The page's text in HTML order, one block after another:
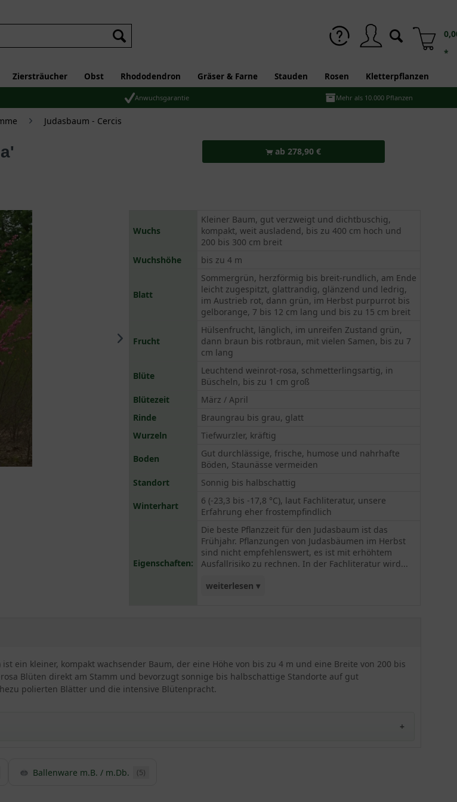
*
Ziersträucher Obst Rhododendron Gräser & Farne Stauden Rosen Kletterpflanzen
Anwuchsgarantie Mehr als 10.000 Pflanzen
Judasbaum - Cercis
ab 278,90 €
Wuchs
Kleiner Baum, gut verzweigt und dichtbuschig,
kompakt, weit ausladend, bis zu 400 cm hoch und
200 bis 300 cm breit
Wuchshöhe
bis zu 4 m
Blatt
Sommergrün, herzförmig bis breit-rundlich, am Ende
leicht zugespitzt, glattrandig, glänzend und ledrig,
im Austrieb rot, dann grün, im Herbst purpurrot bis
gelborange, 7 bis 12 cm lang und bis zu 15 cm breit
Frucht
Hülsenfrucht, länglich, im unreifen Zustand grün,
dann braun bis rotbraun, mit vielen Samen, bis zu 7
cm lang
Blüte
Leuchtend weinrot-rosa, schmetterlingsartig, in
Büscheln, bis zu 1 cm groß
Blütezeit
März / April
Rinde
Braungrau bis grau, glatt
Wurzeln
Tiefwurzler, kräftig
Boden
Gut durchlässige, frische, humose und nahrhafte
Böden, Staunässe vermeiden
Standort
Sonnig bis halbschattig
Winterhart
6 (-23,3 bis -17,8 °C), laut Fachliteratur, unsere
Erfahrung eher frostempfindlich
Eigenschaften:
Die beste Pflanzzeit für den Judasbaum ist das
Frühjahr. Pflanzungen von Judasbäumen im Herbst
sind nicht empfehlenswert, es ist mit erhöhtem
Ausfallrisiko zu rechnen. In der Fachliteratur wird...
weiterlesen ▾
Judasbaum 'Oklahoma') fällt schon durch die
atemberaubende rosarote Blütenpracht aus der
Ferne auf! Ein tolles Zierelement, das garantiert
alle Blicke auf sich zieht. Bestens als Solitär
ein kleiner, kompakt wachsender Baum, der eine Höhe von bis zu 4 m und eine Breite von 200 bis
Blüten direkt am Stamm und bevorzugt sonnige bis halbschattige Standorte auf gut
polierten Blätter und die intensive Blütenpracht.
canadensis ’Oklahoma‘
Ballenware m.B. / m.Db. (5)